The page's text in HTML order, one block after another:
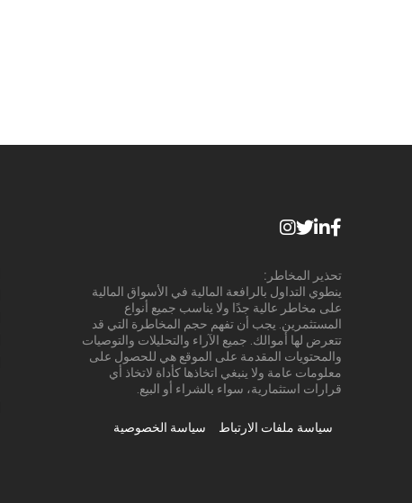
تحذير المخاطر:
ينطوي التداول بالرافعة المالية في الأسواق المالية
على مخاطر عالية جدًا ولا يناسب جميع أنواع
المستثمرين. يجب أن تفهم حجم المخاطرة التي قد
تتعرض لها أموالك. جميع الآراء والتحليلات والتوصيات
والمحتويات المقدمة على الموقع هي للحصول على
معلومات عامة ولا ينبغي اتخاذها كأداة لاتخاذ أي
قرارات استثمارية، سواء بالشراء أو البيع.
سياسة ملفات الارتباط سياسة الخصوصية